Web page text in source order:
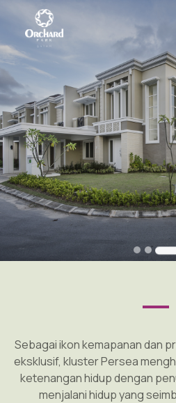
Sebagai ikon kemapanan dan
eksklusif, kluster Persea
ketenangan hidup dengan
menjalani hidup yang